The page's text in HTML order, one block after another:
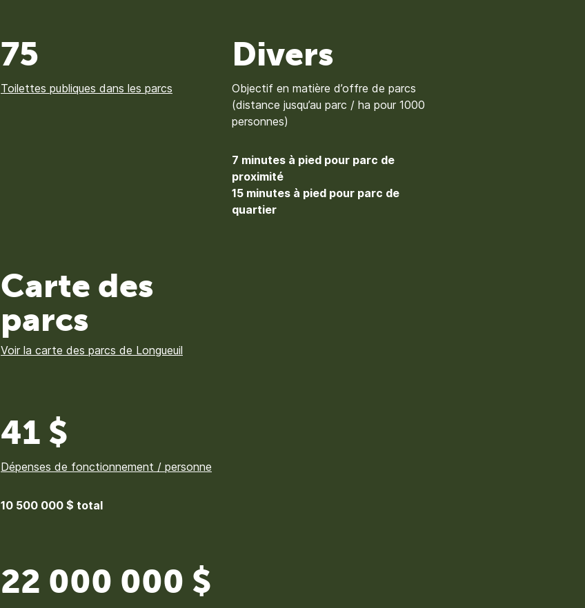
75
Toilettes publiques dans les parcs
Divers
Objectif en matière d’offre de parcs
(distance jusqu’au parc / ha pour 1000
personnes)
7 minutes à pied pour parc de
proximité
15 minutes à pied pour parc de
quartier
Carte des
parcs
Voir la carte des parcs de Longueuil
41 $
Dépenses de fonctionnement / personne
10 500 000 $ total
22 000 000 $